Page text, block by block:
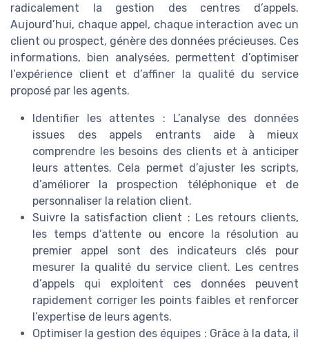
radicalement la gestion des centres d’appels.
Aujourd’hui, chaque appel, chaque interaction avec un
client ou prospect, génère des données précieuses. Ces
informations, bien analysées, permettent d’optimiser
l’expérience client et d’affiner la qualité du service
proposé par les agents.
Identifier les attentes : L’analyse des données
issues des appels entrants aide à mieux
comprendre les besoins des clients et à anticiper
leurs attentes. Cela permet d’ajuster les scripts,
d’améliorer la prospection téléphonique et de
personnaliser la relation client.
Suivre la satisfaction client : Les retours clients,
les temps d’attente ou encore la résolution au
premier appel sont des indicateurs clés pour
mesurer la qualité du service client. Les centres
d’appels qui exploitent ces données peuvent
rapidement corriger les points faibles et renforcer
l’expertise de leurs agents.
Optimiser la gestion des équipes : Grâce à la data, il